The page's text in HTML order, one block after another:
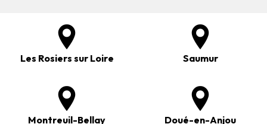
Les Rosiers sur Loire Saumur
Montreuil-Bellay Doué-en-Anjou